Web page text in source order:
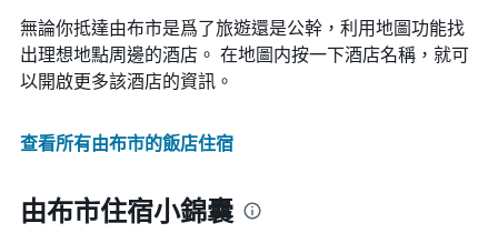
無論你抵達由布市​是爲了旅遊還是公幹，利用地圖功能找
出理想地點周邊的酒店。 在地圖内按一下酒店名稱，就可
以開啟更多該酒店的資訊。
查看所有由布市​的飯店住宿
由布市住宿小錦囊